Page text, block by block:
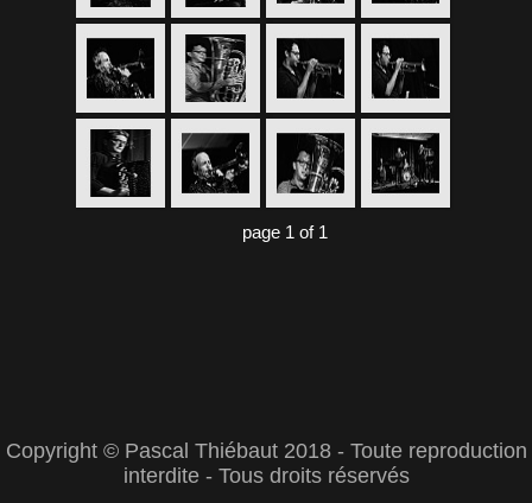
page 1 of 1
Copyright © Pascal Thiébaut 2018 - Toute reproduction
interdite - Tous droits réservés